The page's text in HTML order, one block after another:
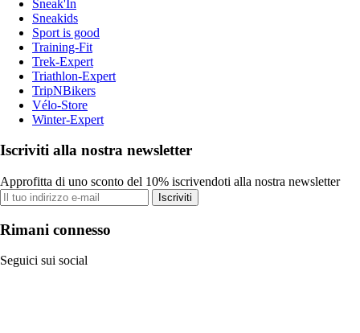
Sneak'In
Sneakids
Sport is good
Training-Fit
Trek-Expert
Triathlon-Expert
TripNBikers
Vélo-Store
Winter-Expert
Iscriviti alla nostra newsletter
Approfitta di uno sconto del 10% iscrivendoti alla nostra newsletter
Iscriviti
Rimani connesso
Seguici sui social